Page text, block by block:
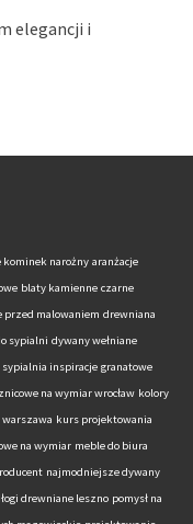
elegancji i
kominek narożny aranżacje
blaty kamienne czarne
przed malowaniem drewniana
sypialni dywany wełniane
sypialnia inspiracje granatowe
na wymiar wrocław kolory
kurs projektowania
na wymiar meble do biura
najmodniejsze dywany
drewniane leszno pomysł na